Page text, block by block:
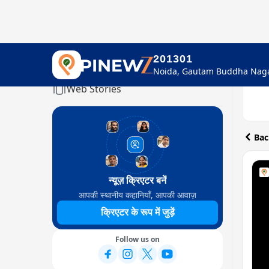
201301
Home
Web Stories
न्यूज़ क्रिएटर बनें
आपकी स्थानीय कहानियाँ, आपकी आवाज़
क्रिएटर के रूप में जुड़ें
Follow us on